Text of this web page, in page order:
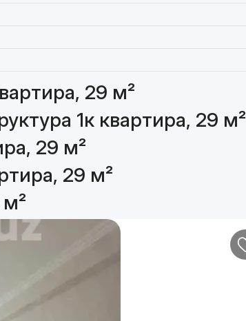
29 м²
1к квартира, 29 м²
29 м²
29 м²